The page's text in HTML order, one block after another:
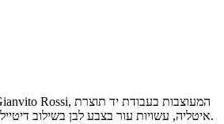
איטליה, עשויות עור בצבע לבן בשילוב דיטייל לוגו המותג על גבי הרצועה.